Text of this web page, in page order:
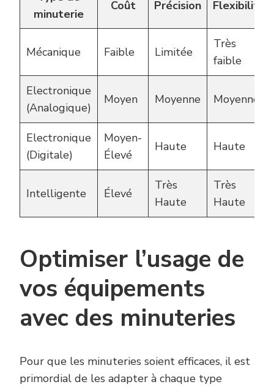
minuterie
Coût Précision Flexibilité
Mécanique Faible Limitée
Très
faible
Electronique
(Analogique)
Moyen Moyenne Moyenne
Electronique
(Digitale)
Moyen-
Élevé
Haute Haute
Intelligente Élevé
Très
Haute
Très
Haute
Optimiser l’usage de
vos équipements
avec des minuteries
Pour que les minuteries soient efficaces, il est
primordial de les adapter à chaque type